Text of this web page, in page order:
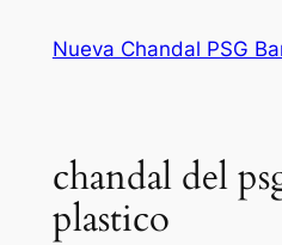
Nueva Chandal PSG
chandal del
plastico